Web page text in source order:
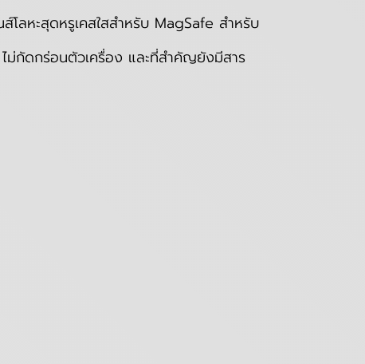
ลหะสุดหรูเคสใสสำหรับ MagSafe สำหรับ
กัดกร่อนตัวเครื่อง และที่สำคัญยังมีสาร